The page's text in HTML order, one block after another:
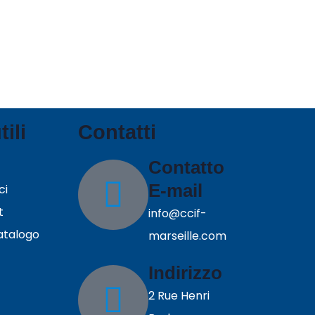
Contatti
Contatto
E-mail
info@ccif-
marseille.com
Indirizzo
2 Rue Henri